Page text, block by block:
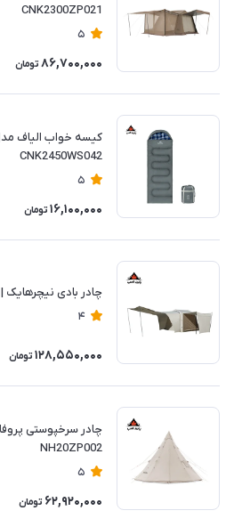
CNK2300ZP021
5
86,700,000 تومان
CNK2450WS042
5
16,100,000 تومان
چادر بادی نیچرهایک | CNK2350WS022
4
128,550,000 تومان
NH20ZP002
5
62,920,000 تومان